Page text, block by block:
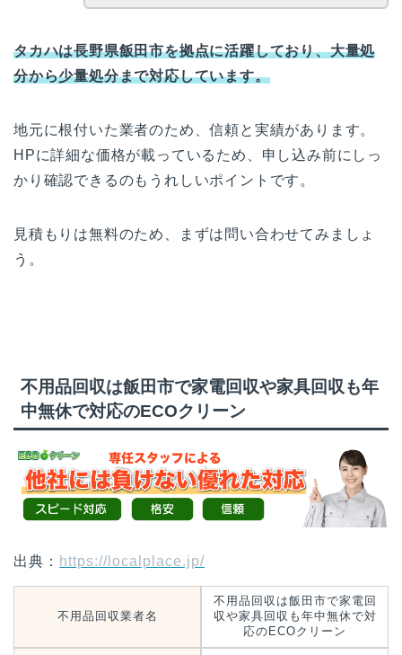
タカハは長野県飯田市を拠点に活躍しており、大量処
分から少量処分まで対応しています。
地元に根付いた業者のため、信頼と実績があります。
HPに詳細な価格が載っているため、申し込み前にしっ
かり確認できるのもうれしいポイントです。
見積もりは無料のため、まずは問い合わせてみましょ
う。
不用品回収は飯田市で家電回収や家具回収も年
中無休で対応のECOクリーン
出典： https://localplace.jp/
不用品回収業者名
不用品回収は飯田市で家電回
収や家具回収も年中無休で対
応のECOクリーン